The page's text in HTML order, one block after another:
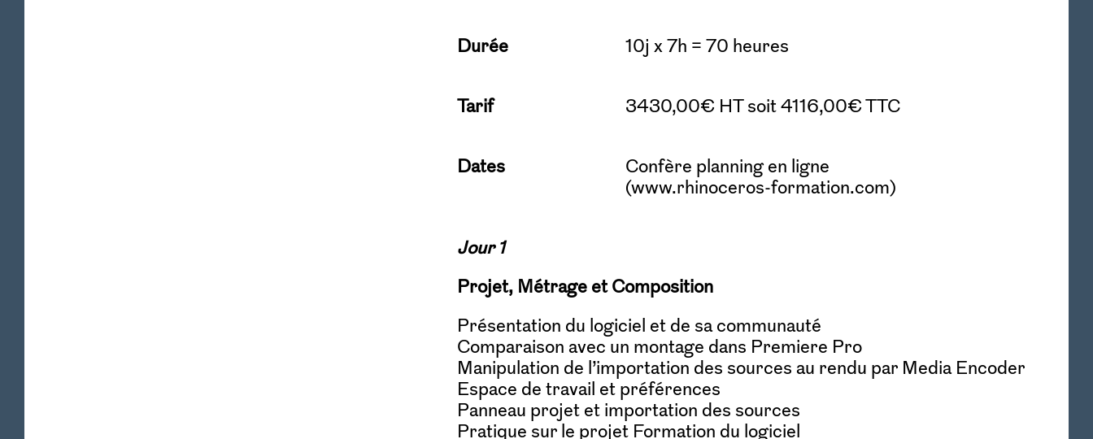
Durée 10j x 7h = 70 heures
Tarif 3430,00€ HT soit 4116,00€ TTC
Dates
Confère planning en ligne
(www.rhinoceros-formation.com)
Jour 1
Projet, Métrage et Composition
Présentation du logiciel et de sa communauté
Comparaison avec un montage dans Premiere Pro
Manipulation de l’importation des sources au rendu par Media Encoder
Espace de travail et préférences
Panneau projet et importation des sources
Pratique sur le projet Formation du logiciel